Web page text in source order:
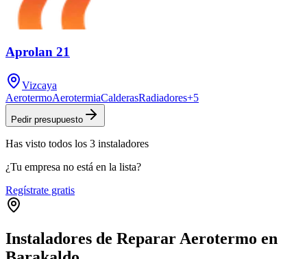
Aprolan 21
Vizcaya
AerotermoAerotermiaCalderasRadiadores+5
Pedir presupuesto
Has visto todos los 3 instaladores
¿Tu empresa no está en la lista?
Regístrate gratis
Instaladores de Reparar Aerotermo en